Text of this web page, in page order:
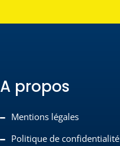
A propos
Mentions légales
Politique de confidentialité